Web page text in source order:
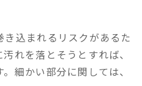
込まれるリスクがあるた
れを落とそうとすれば、
細かい部分に関しては、